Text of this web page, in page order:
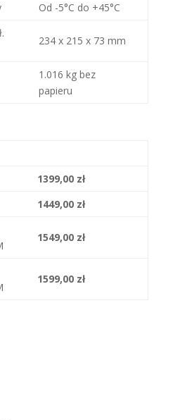
Od -5°C do +45°C
234 x 215 x 73 mm
1.016 kg bez
papieru
1399,00 zł
1449,00 zł
1549,00 zł
1599,00 zł